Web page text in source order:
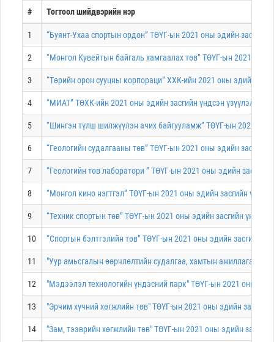
# Тогтоол шийдвэрийн нэр
1 “Буянт-Ухаа спортын ордон” ТӨҮГ-ын 2021 оны эдийн засгийн
2 “Монгол Кувейтын байгаль хамгаалах төв” ТӨҮГ-ын 2021 оны
3 “Төрийн орон сууцны корпораци” ХХК-ийн 2021 оны эдийн
4 “МИАТ” ТӨХК-ийн 2021 оны эдийн засгийн үндсэн үзүүлэлт,
5 “Шингэн түлш шилжүүлэн ачих байгууламж” ТӨҮГ-ын 2021 оны
6 “Геологийн судалгааны төв” ТӨҮГ-ын 2021 оны эдийн засгийн
7 “Геологийн төв лаборатори ” ТӨҮГ-ын 2021 оны эдийн
8 “Монгол кино нэгтгэл” ТӨҮГ-ын 2021 оны эдийн засгийн
9 “Техник спортын төв” ТӨҮГ-ын 2021 оны эдийн засгийн
10 “Спортын бэлтгэлийн төв” ТӨҮГ-ын 2021 оны эдийн засгийн
11 "Уур амьсгалын өөрчлөлтийн судалгаа, хамтын ажиллагааны
12 "Мэдээлэл технологийн үндэсний парк" ТӨҮГ-ын 2021 оны
13 "Эрчим хүчний хөгжлийн төв" ТӨҮГ-ын 2021 оны эдийн
14 "Зам, тээврийн хөгжлийн төв" ТӨҮГ-ын 2021 оны эдийн